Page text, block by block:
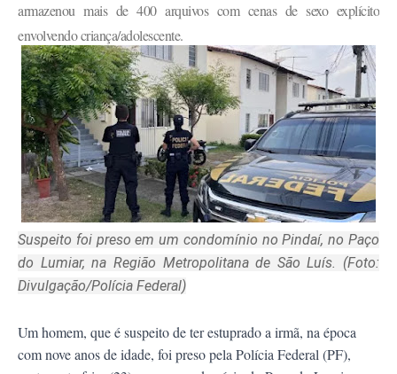
armazenou mais de 400 arquivos com cenas de sexo explícito
envolvendo criança/adolescente.
Suspeito foi preso em um condomínio no Pindaí, no Paço
do Lumiar, na Região Metropolitana de São Luís. (Foto:
Divulgação/Polícia Federal)
Um homem, que é suspeito de ter estuprado a irmã, na época
com nove anos de idade, foi preso pela Polícia Federal (PF),